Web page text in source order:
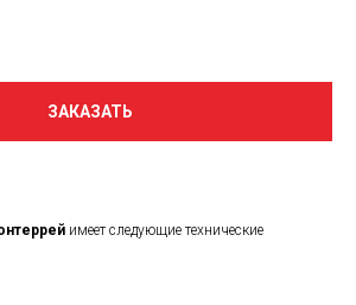
ЗАКАЗАТЬ
имеет следующие технические